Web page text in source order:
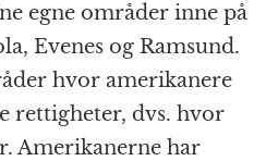
egne områder inne på
Evenes og Ramsund.
hvor amerikanere
rettigheter, dvs. hvor
Amerikanerne har